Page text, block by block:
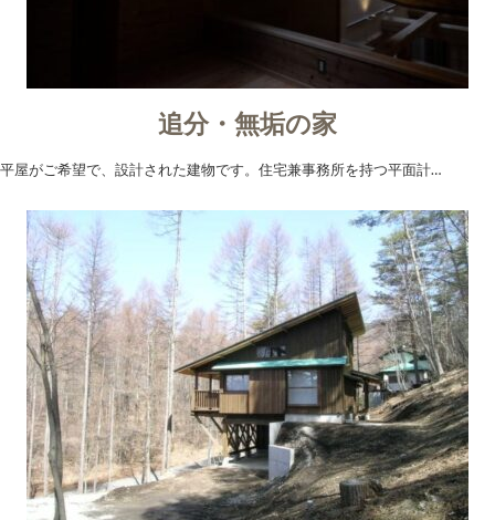
追分・無垢の家
平屋がご希望で、設計された建物です。住宅兼事務所を持つ平面計…